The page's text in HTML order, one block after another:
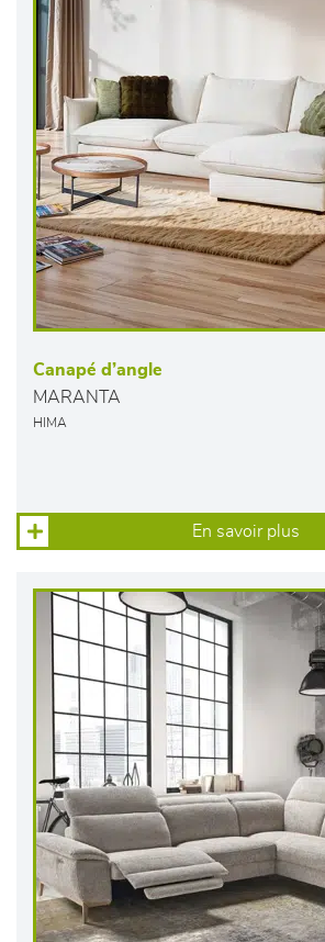
Canapé d’angle
MARANTA
HIMA
En savoir plus